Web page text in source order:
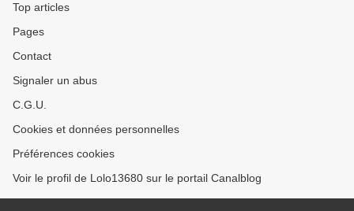
Top articles
Pages
Contact
Signaler un abus
C.G.U.
Cookies et données personnelles
Préférences cookies
Voir le profil de Lolo13680 sur le portail Canalblog